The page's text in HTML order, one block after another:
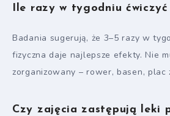
Ile razy w tygodniu
Badania sugerują, że 3–5 razy w
fizyczna daje najlepsze efekty. Nie
zorganizowany – rower, basen, plac
Czy zajęcia zastępują leki